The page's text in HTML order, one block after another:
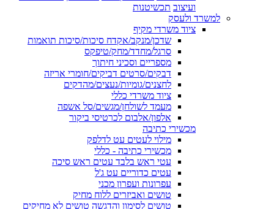
ועיצוב תכשיטנות
למשרד ולעסק
ציוד משרדי מקיף
שדכן/מנקב/אקדח סיכות/סיכות תואמות
סרגל/מחדד/מחק/טיפקס
מספריים וסכיני חיתוך
דבקים/סרטים דביקים/חומרי אריזה
לחצנים/גומיות/נעצים/מהדקים
ציוד משרדי כללי
מעמד לשולחן/מגשים/סל אשפה
אלפון/אלבום לכרטיסי ביקור
מכשירי כתיבה
מילוי לעטים עט לדלפק
מכשירי כתיבה - כללי
עטי ראש בלבד עטים ראש סיכה
עטים כדוריים עט ג'ל
עפרונות ועפרון מכני
טושים ואביזרים ללוח מחיק
טושים לסימון והדגשה טושים לא מחיקים